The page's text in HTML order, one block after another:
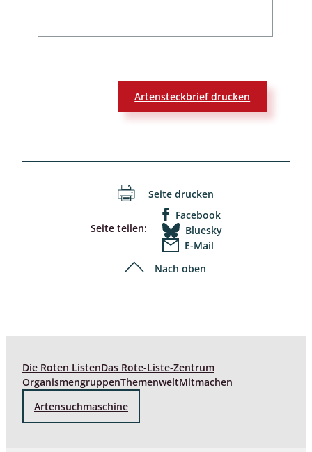
Artensteckbrief drucken
Seite drucken
Seite teilen:
Facebook
Bluesky
E-Mail
Nach oben
Die Roten ListenDas Rote-Liste-Zentrum
OrganismengruppenThemenweltMitmachen
Artensuchmaschine